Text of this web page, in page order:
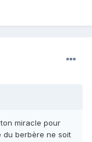
miracle pour
du berbère ne soit